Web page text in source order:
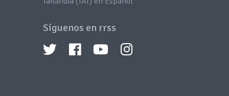
Síguenos en rrss